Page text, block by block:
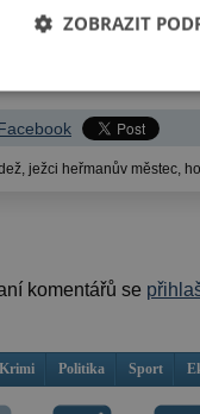
Heřmanův Městec :
Městec : HBC
ježci heřmanův městec,
komentářů se
Krimi Politika Sport
ZOBRAZIT